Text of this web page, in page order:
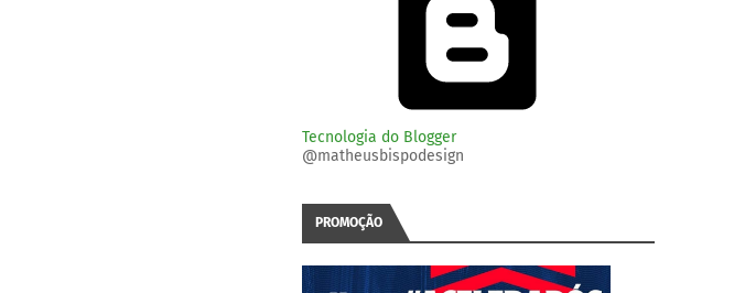
Tecnologia do Blogger
@matheusbispodesign
PROMOÇÃO